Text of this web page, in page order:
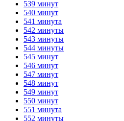
539 минут
540 минут
541 минута
542 минуты
543 минуты
544 минуты
545 минут
546 минут
547 минут
548 минут
549 минут
550 минут
551 минута
552 минуты